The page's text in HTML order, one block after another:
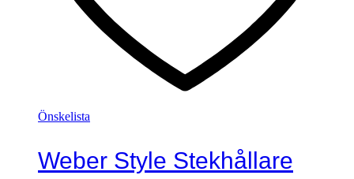
Önskelista
Weber Style Stekhållare